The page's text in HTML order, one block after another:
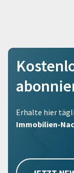
Erhalte hier
Immobilien-